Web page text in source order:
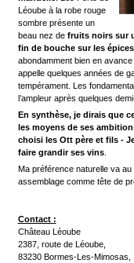
Léoube à la robe rouge
sombre présente un
beau nez de fruits noirs sur
fin de bouche sur les épices
abondamment bien en
appelle quelques années de
tempérament. Les
l’ampleur après quelques
En synthèse, je dirais que
les moyens de ses
choisi les Ott père et fils -
faire grandir ses vins.
Ma préférence naturelle va
assemblage comme tête de
Contact :
Château Léoube
2387, route de Léoube,
83230 Bormes-Les-Mimosas,